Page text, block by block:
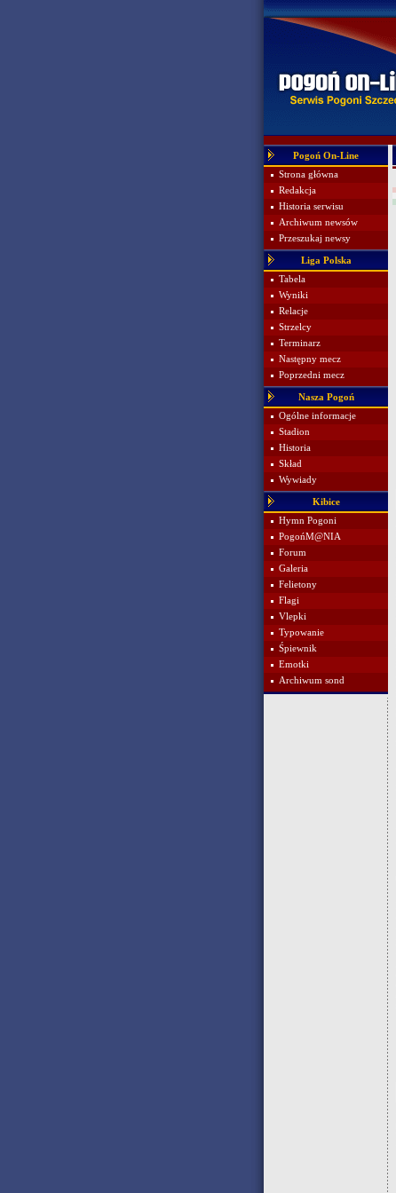
Pogoń On-Line
Strona główna
Redakcja
Historia serwisu
Archiwum newsów
Przeszukaj newsy
Liga Polska
Tabela
Wyniki
Relacje
Strzelcy
Terminarz
Następny mecz
Poprzedni mecz
Nasza Pogoń
Ogólne informacje
Stadion
Historia
Skład
Wywiady
Kibice
Hymn Pogoni
PogońM@NIA
Forum
Galeria
Felietony
Flagi
Vlepki
Typowanie
Śpiewnik
Emotki
Archiwum sond